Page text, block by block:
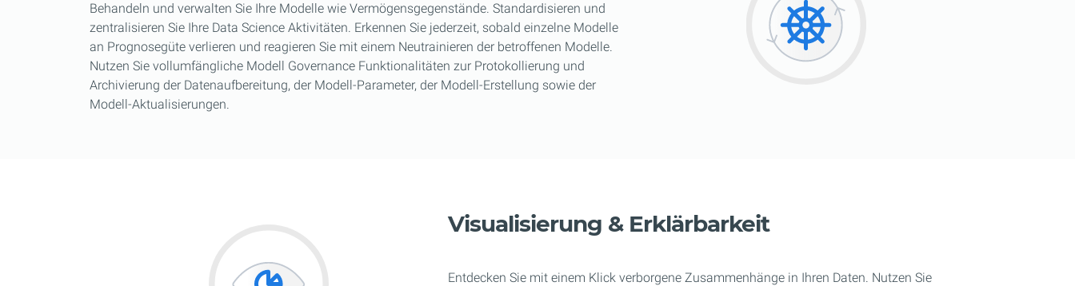
Behandeln und verwalten Sie Ihre Modelle wie Vermögensgegenstände. Standardisieren und
zentralisieren Sie Ihre Data Science Aktivitäten. Erkennen Sie jederzeit, sobald einzelne Modelle
an Prognosegüte verlieren und reagieren Sie mit einem Neutrainieren der betroffenen Modelle.
Nutzen Sie vollumfängliche Modell Governance Funktionalitäten zur Protokollierung und
Archivierung der Datenaufbereitung, der Modell-Parameter, der Modell-Erstellung sowie der
Modell-Aktualisierungen.
Visualisierung & Erklärbarkeit
Entdecken Sie mit einem Klick verborgene Zusammenhänge in Ihren Daten. Nutzen Sie